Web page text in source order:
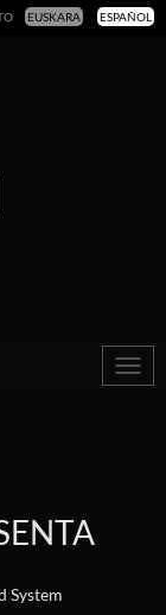
EUSKARA ESPAÑOL
System